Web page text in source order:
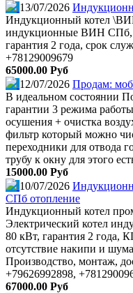
13/07/2026
Индукционный котел
индукционные ВИН СПб,
гарантия 2 года, срок
+78129009679
65000.00 Руб
12/07/2026 Продам:
В идеальном состоянии
гарантии 3 режима
осушения + очистка
фильтр который можно
переходники для отвода
трубу к окну для этого
15000.00 Руб
10/07/2026
СПб отопление
Индукционный котел
Электрический котел
80 кВт, гарантия 2 года,
отсутствие накипи и
Производство, монтаж,
+79626992898,
67000.00 Руб